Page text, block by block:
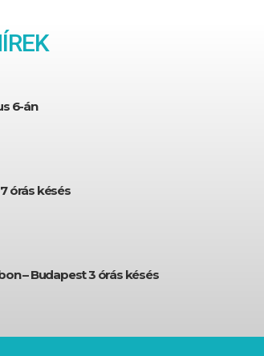
6-án
órás késés
– Budapest 3 órás késés